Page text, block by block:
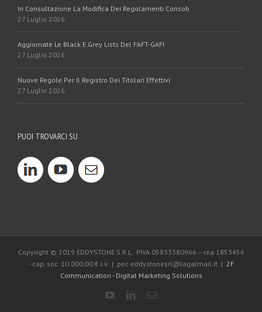
In Consultazione La Modifica Dei Regolamenti Consob
27 Luglio 2026
Aggiornate Le Black E Grey Lists Del FAFT-GAFI
27 Luglio 2026
Nuove Regole Per Il Registro Dei Titolari Effettivi
27 Luglio 2026
PUOI TROVARCI SU
Copyright © 2019 EDDYSTONE S.R.L. PIVA 05833380966 – rea 1853456
- cap. soc. 10.000,00 € i.v. | pec eddystonesrl@lagalmail.it | 2F
Communication - Digital Marketing Solutions